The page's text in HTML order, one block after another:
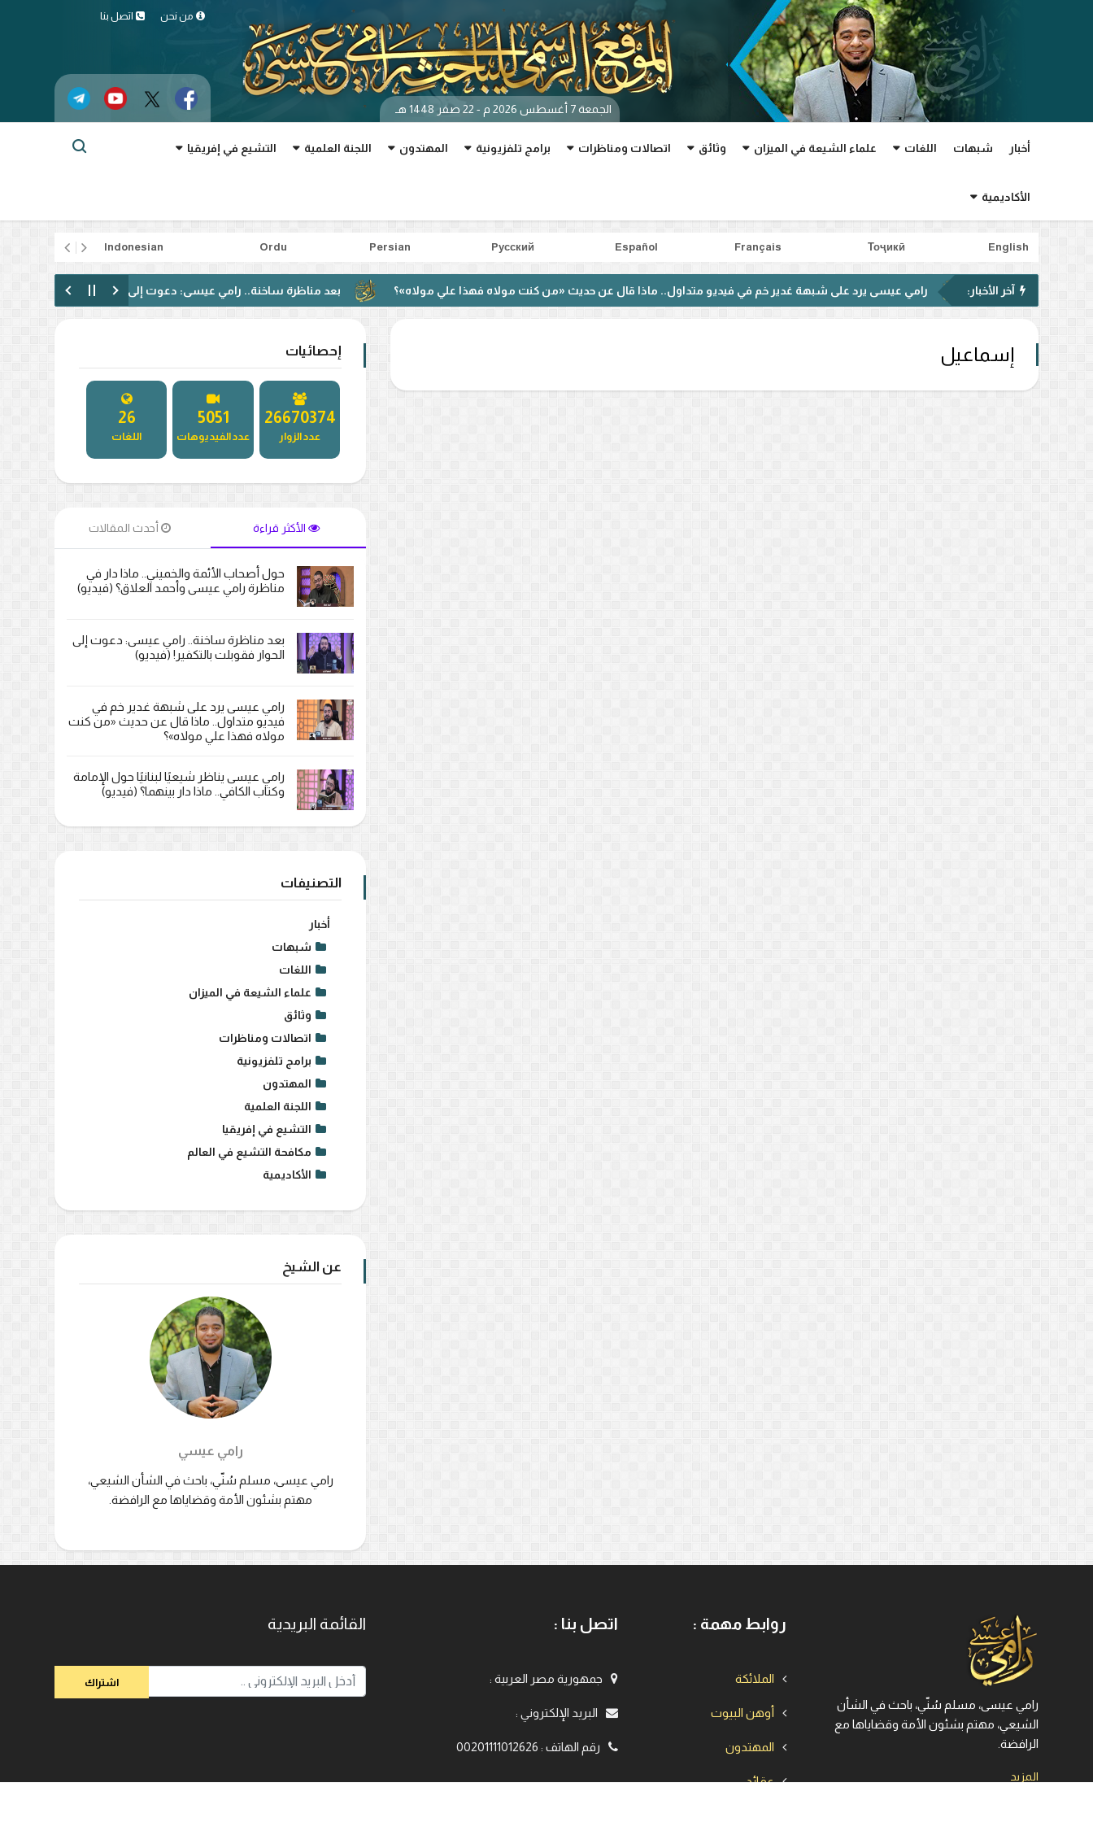
من نحن اتصل بنا
الجمعة 7 أغسطس 2026 م - 22 صفر 1448 هـ
أخبار شبهات اللغات علماء الشيعة في الميزان وثائق اتصالات ومناظرات برامج تلفزيونية المهتدون اللجنة العلمية التشيع في إفريقيا
الأكاديمية
English
Тоҷикӣ
Français
Español
Pусский
Persian
Ordu
Indonesian
آخر الأخبار:رامي عيسى يرد على شبهة غدير خم في فيديو متداول.. ماذا قال عن حديث «من كنت مولاه فهذا علي مولاه»؟ بعد مناظرة ساخنة.. رامي عيسى: دعوت إلى الحوار فقوبلت بالتكفير! (فيديو)
إسماعيل إحصائيات
27326203
عدد الزوار
5181
عدد الفيديوهات
27
اللغات
الأكثر قراءة أحدث المقالات
حول أصحاب الأئمة والخميني.. ماذا دار في
مناظرة رامي عيسى وأحمد العلاق؟ (فيديو)
بعد مناظرة ساخنة.. رامي عيسى: دعوت إلى
الحوار فقوبلت بالتكفير! (فيديو)
رامي عيسى يرد على شبهة غدير خم في
فيديو متداول.. ماذا قال عن حديث «من كنت
مولاه فهذا علي مولاه»؟
رامي عيسى يناظر شيعيًا لبنانيًا حول الإمامة
وكتاب الكافي.. ماذا دار بينهما؟ (فيديو)
التصنيفات
أخبار
شبهات
اللغات
علماء الشيعة في الميزان
وثائق
اتصالات ومناظرات
برامج تلفزيونية
المهتدون
اللجنة العلمية
التشيع في إفريقيا
مكافحة التشيع في العالم
الأكاديمية
عن الشيخ
رامي عيسي
رامي عيسى، مسلم سُنّي، باحث في الشأن الشيعي،
مهتم بشئون الأمة وقضاياها مع الرافضة.
رامي عيسى، مسلم سُنّي، باحث في الشأن
الشيعي، مهتم بشئون الأمة وقضاياها مع
الرافضة.
المزيد
روابط مهمة :
الملائكة
أوهن البيوت
المهتدون
عقائد
اتصل بنا :
جمهورية مصر العربية:
البريد الإلكتروني:
رقم الهاتف:
00201111012626
القائمة البريدية